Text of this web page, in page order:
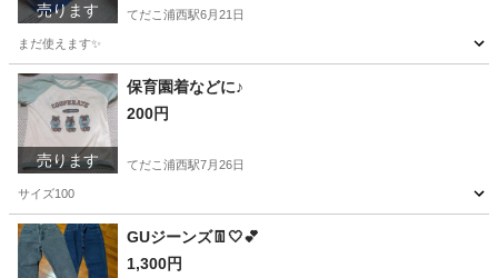
売ります てだこ浦西駅6月21日
まだ使えます✨️
沖縄 うるま市 てだこ浦西駅
売ります
保育園着などに♪
200円
てだこ浦西駅7月26日
サイズ100
沖縄 うるま市 てだこ浦西駅 キッズ用品
GUジーンズ👖🤍💕
1,300円